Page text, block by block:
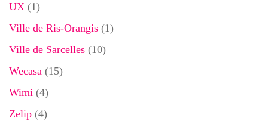
UX (1)
Ville de Ris-Orangis (1)
Ville de Sarcelles (10)
Wecasa (15)
Wimi (4)
Zelip (4)